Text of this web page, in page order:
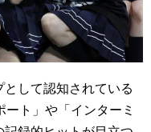
して認知されている
ト」や「インターミ